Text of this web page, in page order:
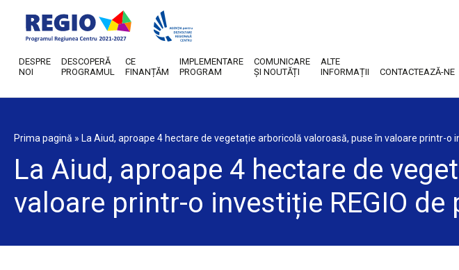
DESPRE
NOI
DESCOPERĂ
PROGRAMUL
CE
FINANȚĂM
IMPLEMENTARE
PROGRAM
COMUNICARE
ȘI NOUTĂȚI
ALTE
INFORMAȚII
CONTACTEAZĂ-NE
Prima pagină » La Aiud, aproape 4 hectare de vegetație arboricolă valoroasă, puse în valoare printr-o
La Aiud, aproape 4 hectare de
valoare printr-o investiție REGIO